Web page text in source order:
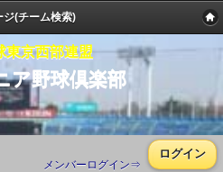
ジ(チーム検索)
東京西部連盟
ア野球倶楽部
メンバーログイン⇒
ログイン